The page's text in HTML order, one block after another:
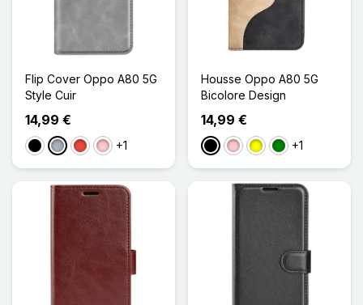
Flip Cover Oppo A80 5G
Style Cuir
14,99 €
NoirGris RougeRose+1
Housse Oppo A80 5G
Bicolore Design
14,99 €
NoirRoseJauneVert+1